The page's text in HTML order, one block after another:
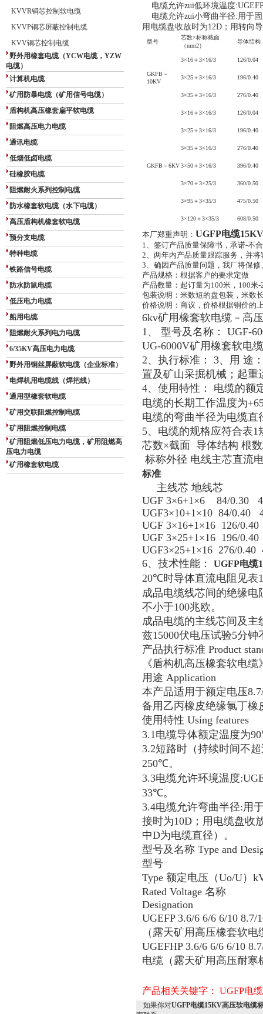
KVVR铜芯控制软电缆
KVVP铜芯屏蔽控制电缆
KVV铜芯控制电缆
野外用橡套电缆（YCW电缆，YZW
电缆）
计算机电缆
矿用防暴电缆（矿用信号电缆）
盾构机高压橡套扁平软电缆
阻燃高压电力电缆
通讯电缆
低烟低卤电缆
硅橡胶电缆
阻燃耐火系列控制电缆
防水橡套软电缆（水下电缆）
高压盾构机橡套软电缆
预分支电缆
特种电缆
铁路信号电缆
防水防鼠电缆
低压电力电缆
船用电缆
阻燃耐火系列电力电缆
6/35KV高压电力电缆
野外用铜丝屏蔽软电缆（企业标准）
电焊机用电缆线（焊把线）
通用型橡套软电缆
矿用交联阻燃控制电缆
矿用阻燃控制电缆
矿用阻燃低压电力电缆，矿用阻燃高
压电力电缆
矿用橡套软电缆
电缆允许zui低环境温度
电缆允许zui小弯曲半径:用于
用电缆盘收放时为12D；用转向
型号
芯数×标称截面
（mm2）
导体结构
GKFB－
10KV
3×16＋3×16/3 126/0.04
3×25＋3×16/3 196/0.40
3×35＋3×16/3 276/0.40
GKFB－6KV
3×16＋3×16/3 126/0.04
3×25＋3×16/3 196/0.40
3×35＋3×16/3 276/0.40
3×50＋3×16/3 396/0.40
3×70＋3×25/3 360/0.50
3×95＋3×35/3 475/0.50
3×120＋3×35/3 608/0.50
本厂郑重声明： UGFP电缆
1、签订产品质量保障书，承诺-不
2、两年内产品质量跟踪服务，并
3、确因产品质量问题，我厂将保
产品规格：根据客户的要求定做
产品数量：起订量为100米，100米
包装说明：米数短的盘包装，米数
价格说明：商议，价格根据铜价的
6kv矿用橡套软电缆－高
1、 型号及名称： UGF-
UG-6000V矿用橡套软电
2、执行标准： 3、用 途
置及矿山采掘机械；起
4、使用特性： 电缆的额
电缆的长期工作温度为
电缆的弯曲半径为电缆
5、电缆的规格应符合表
芯数×截面 导体结构 根
标称外径 电线主
标准
主线芯 地线芯
UGF 3×6+1×6 84/
UGF3×10+1×10 84/
UGF 3×16+1×16
UGF 3×25+1×16
UGF3×25+1×16 276/
6、技术性能： UGFP电缆
20℃时导体直流电阻见表
成品电缆线芯间的绝缘电
不小于100兆欧。
成品电缆的主线芯间及主
兹15000伏电压试验5分钟
产品执行标准 Product
《盾构机高压橡套软电
用途 Application
本产品适用于额定电压
备用乙丙橡皮绝缘氯丁橡
使用特性 Using features
3.1电缆导体额定温度为90
3.2短路时（持续时间不
250℃。
3.3电缆允许环境温度
33℃。
3.4电缆允许弯曲半径:用
接时为10D；用电缆盘收
中D为电缆直径）。
型号及名称 Type and
型号
Type 额定电压（Uo/U）
Rated Voltage 名称
Designation
UGEFP 3.6/6 6/6 6/10
（露天矿用高压橡套软
UGEFHP 3.6/6 6/6 6/10
电缆（露天矿用高压耐
产品相关关键字： UGFP电缆
如果你对UGFP电缆15KV高压软电缆